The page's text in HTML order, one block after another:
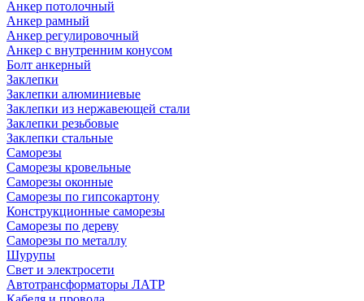
Анкер потолочный
Анкер рамный
Анкер регулировочный
Анкер с внутренним конусом
Болт анкерный
Заклепки
Заклепки алюминиевые
Заклепки из нержавеющей стали
Заклепки резьбовые
Заклепки стальные
Саморезы
Саморезы кровельные
Саморезы оконные
Саморезы по гипсокартону
Конструкционные саморезы
Саморезы по дереву
Саморезы по металлу
Шурупы
Свет и электросети
Автотрансформаторы ЛАТР